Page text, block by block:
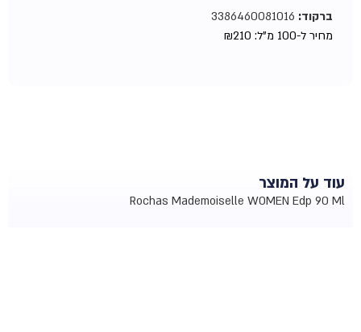
ברקוד:3386460081016
מחיר ל-100 מ"ל:
₪210
עוד על המוצר
Rochas Mademoiselle WOMEN Edp 90 Ml